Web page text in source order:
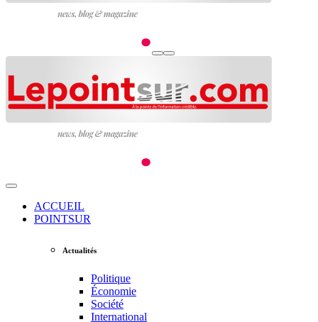
ACCUEIL
POINTSUR
Actualités
Politique
Économie
Société
International